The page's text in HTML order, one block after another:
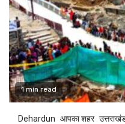
1 min read
Dehardun आपका शहर